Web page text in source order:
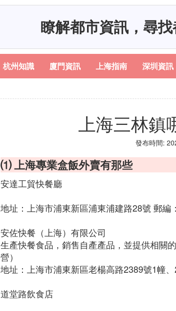
瞭解都市資訊，尋
杭州知識 廈門資訊 上海指南 深圳資訊
上海三林
發布時間:
⑴ 上海專業盒飯外賣有那些
安達工貿快餐廳
地址：上海市浦東新區浦東浦建路28號 郵
安佐快餐（上海）有限公司
生產快餐食品，銷售自產產品，並提供相關
營）
地址：上海市浦東新區老楊高路2389號1幢
道堂路飲食店